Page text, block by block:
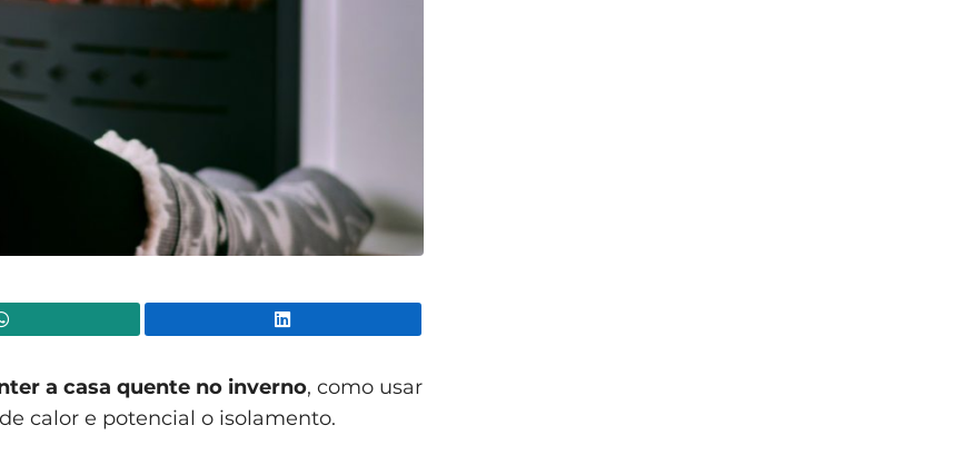
a casa quente no inverno, como usar
calor e potencial o isolamento.